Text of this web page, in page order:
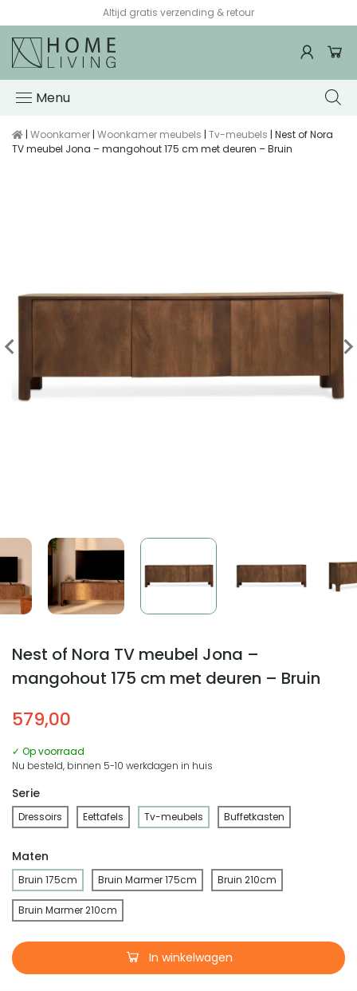
Altijd gratis verzending & retour
Menu
| Woonkamer | Woonkamer meubels | Tv-meubels | Nest of Nora
TV meubel Jona – mangohout 175 cm met deuren – Bruin
Nest of Nora TV meubel Jona –
mangohout 175 cm met deuren – Bruin
579,00
✓ Op voorraad
Nu besteld, binnen 5-10 werkdagen in huis
Serie
Dressoirs Eettafels Tv-meubels Buffetkasten
Maten
Bruin 175cm Bruin Marmer 175cm Bruin 210cm
Bruin Marmer 210cm
In winkelwagen